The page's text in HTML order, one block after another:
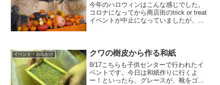
今年のハロウィンはこんな感じでした。
コロナになってから商店街のtrick or treat
イベントが中止になっていましたが、今
店舗...
イベント・お出かけ クワの樹皮から作る和紙
8/17こちらも子供センターで行われたイ
ベントです。今日は和紙作りに行くよ
ー！といったら、グレースが、靴をゴシ